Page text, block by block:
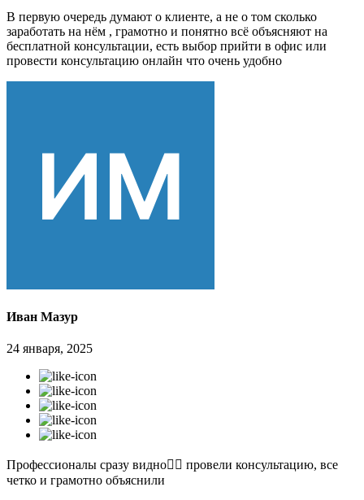
В первую очередь думают о клиенте, а не о том сколько
заработать на нём , грамотно и понятно всё объясняют на
бесплатной консультации, есть выбор прийти в офис или
провести консультацию онлайн что очень удобно
Иван Мазур
24 января, 2025
Профессионалы сразу видно👍🏻 провели консультацию, все
четко и грамотно объяснили